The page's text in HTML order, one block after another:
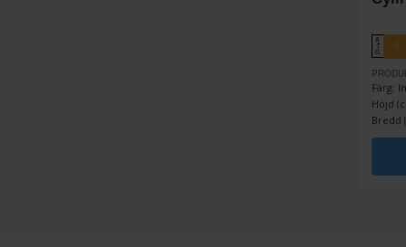
A
↑
G
E
Färg:
Höjd
Bredd